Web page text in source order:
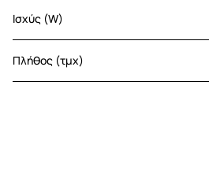
Ισχύς (W)
Πλήθος (τμχ)